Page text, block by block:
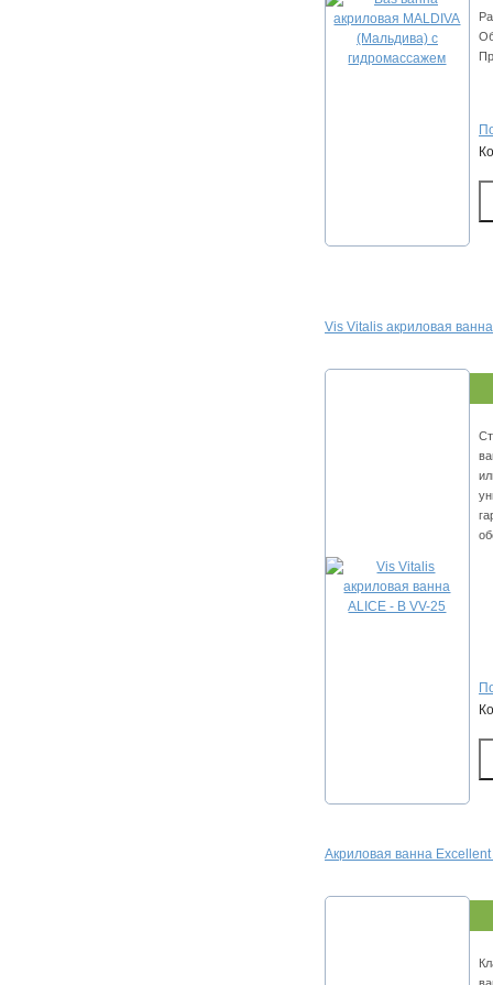
Vis Vitalis акриловая
Акриловая ванна